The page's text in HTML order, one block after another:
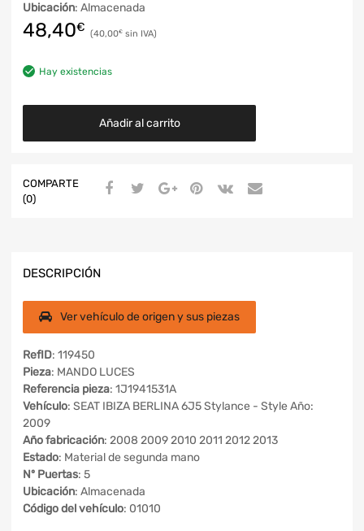
Ubicación: Almacenada
48,40€ 40,00€
Hay existencias
Añadir al carrito
COMPARTE
(0)
DESCRIPCIÓN
Ver vehículo de origen y sus piezas
RefID: 119450
Pieza: MANDO LUCES
Referencia pieza: 1J1941531A
Vehículo: SEAT IBIZA BERLINA 6J5 Stylance - Style Año:
2009
Año fabricación: 2008 2009 2010 2011 2012 2013
Estado: Material de segunda mano
Nº Puertas: 5
Ubicación: Almacenada
Código del vehículo: 01010